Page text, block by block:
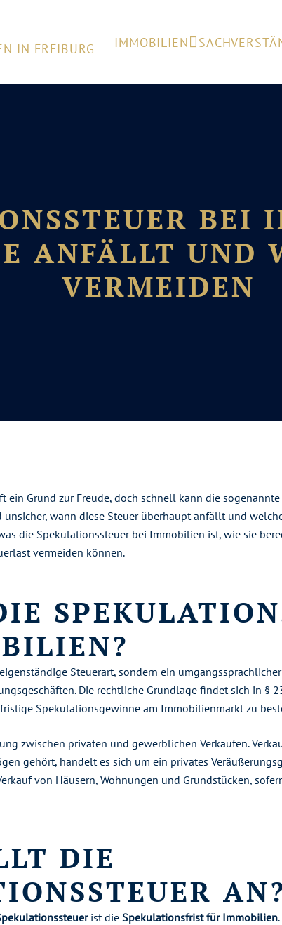
IMMOBILIEN
BEI
ANFÄLLT UND
VERMEIDEN
ein Grund zur Freude, doch schnell kann die
wann diese Steuer überhaupt anfällt und
die Spekulationssteuer bei Immobilien ist, wie sie
vermeiden können.
Steuerart, sondern ein
Die rechtliche Grundlage findet sich in §
Spekulationsgewinne am Immobilienmarkt zu
zwischen privaten und gewerblichen Verkäufen.
gehört, handelt es sich um ein privates
von Häusern, Wohnungen und Grundstücken,
DIE
ist die Spekulationsfrist für Immobilien